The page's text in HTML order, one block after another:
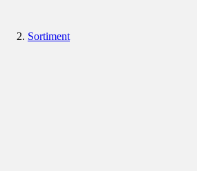
Sortiment